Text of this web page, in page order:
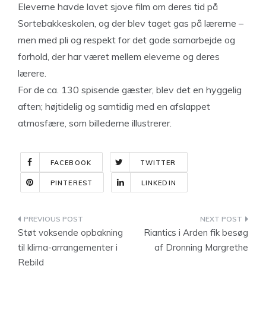
Eleverne havde lavet sjove film om deres tid på
Sortebakkeskolen, og der blev taget gas på lærerne –
men med pli og respekt for det gode samarbejde og
forhold, der har været mellem eleverne og deres
lærere.
For de ca. 130 spisende gæster, blev det en hyggelig
aften; højtidelig og samtidig med en afslappet
atmosfære, som billederne illustrerer.
FACEBOOK TWITTER
PINTEREST LINKEDIN
Indlægsnavigation
Støt voksende opbakning
til klima-arrangementer i
Rebild
Riantics i Arden fik besøg
af Dronning Margrethe